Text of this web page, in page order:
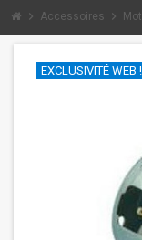
chevron_right Accessoires chevron_right
EXCLUSIVITÉ WEB !